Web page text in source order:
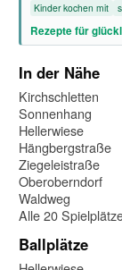
Kinder kochen mit
Rezepte für
In der Nähe
Kirchschletten
Sonnenhang
Hellerwiese
Hängbergstraße
Ziegeleistraße
Oberoberndorf
Waldweg
Alle 20
Ballplätze